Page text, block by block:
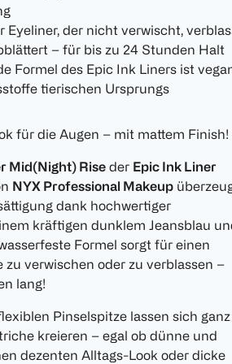
Eyeliner, der nicht verwischt,
– für bis zu 24 Stunden Halt
Formel des Epic Ink Liners ist
tierischen Ursprungs
für die Augen – mit mattem Finish!
Mid(Night) Rise der Epic Ink Liner
NYX Professional Makeup
dank hochwertiger
kräftigen dunklem Jeansblau
Formel sorgt für einen
zu verwischen oder zu verblassen –
lang!
Pinselspitze lassen sich ganz
kreieren – egal ob dünne und
dezenten Alltags-Look oder dicke